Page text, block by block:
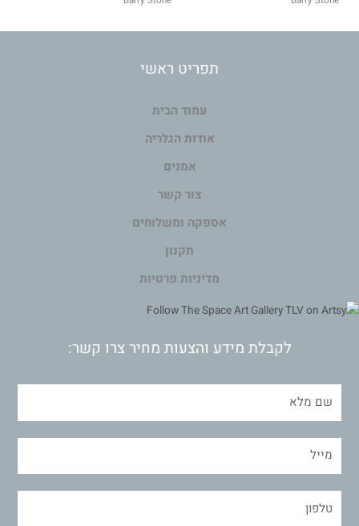
תפריט ראשי
עמוד הבית
אודות הגלריה
אמנים
צור קשר
אספקה ומשלוחים
תקנון
מדיניות פרטיות
לקבלת מידע והצעות מחיר צרו קשר: